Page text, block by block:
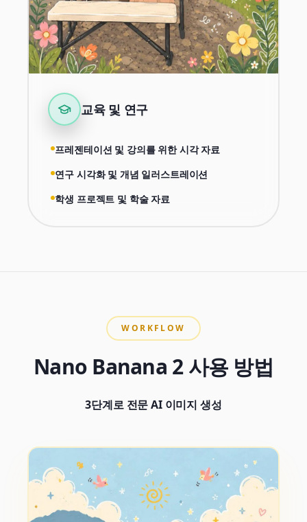
교육 및 연구
프레젠테이션 및 강의를 위한 시각 자료
연구 시각화 및 개념 일러스트레이션
학생 프로젝트 및 학술 자료
WORKFLOW
Nano Banana 2 사용 방법
3단계로 전문 AI 이미지 생성